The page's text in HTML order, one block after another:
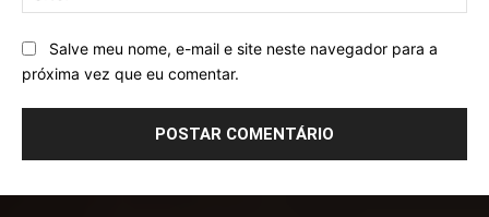
Salve meu nome, e-mail e site neste navegador para a
próxima vez que eu comentar.